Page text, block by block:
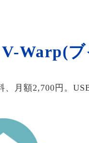
V-Warp(ブ
、月額2,700円。